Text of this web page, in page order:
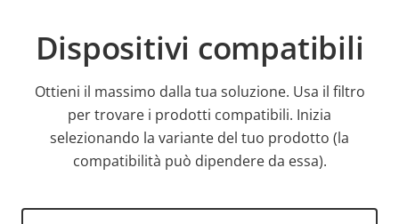
Dispositivi compatibili
Ottieni il massimo dalla tua soluzione. Usa il filtro
per trovare i prodotti compatibili. Inizia
selezionando la variante del tuo prodotto (la
compatibilità può dipendere da essa).
Select